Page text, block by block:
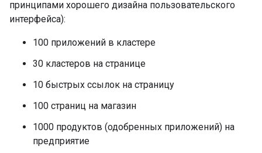
принципами хорошего дизайна пользовательского
интерфейса):
100 приложений в кластере
30 кластеров на странице
10 быстрых ссылок на страницу
100 страниц на магазин
1000 продуктов (одобренных приложений) на
предприятие